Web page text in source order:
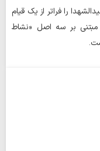
را فراتر از یک قیام
مبتنی بر سه اصل «نشاط